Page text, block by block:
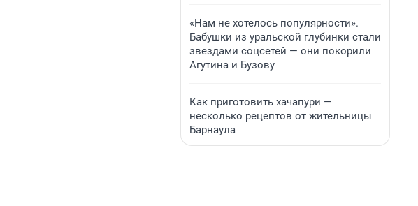
«Нам не хотелось популярности».
Бабушки из уральской глубинки стали
звездами соцсетей — они покорили
Агутина и Бузову
Как приготовить хачапури —
несколько рецептов от жительницы
Барнаула